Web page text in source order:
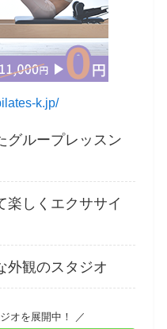
k.jp/
グループレッスン
楽しくエクササイ
外観のスタジオ
オを展開中！ ／